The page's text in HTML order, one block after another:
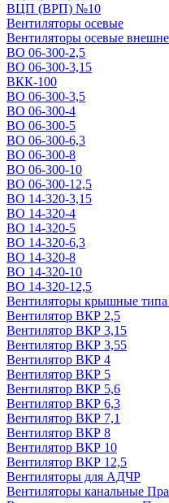
ВЦП (ВРП) №10
Вентиляторы осевые
Вентиляторы осевые
ВО 06-300-2,5
ВО 06-300-3,15
ВКК-100
ВО 06-300-3,5
ВО 06-300-4
ВО 06-300-5
ВО 06-300-6,3
ВО 06-300-8
ВО 06-300-10
ВО 06-300-12,5
ВО 14-320-3,15
ВО 14-320-4
ВО 14-320-5
ВО 14-320-6,3
ВО 14-320-8
ВО 14-320-10
ВО 14-320-12,5
Вентиляторы крышные
Вентилятор ВКР 2,5
Вентилятор ВКР 3,15
Вентилятор ВКР 3,55
Вентилятор ВКР 4
Вентилятор ВКР 5
Вентилятор ВКР 5,6
Вентилятор ВКР 6,3
Вентилятор ВКР 7,1
Вентилятор ВКР 8
Вентилятор ВКР 10
Вентилятор ВКР 12,5
Вентиляторы для АДЧР
Вентиляторы канальные